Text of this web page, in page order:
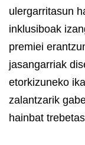
ulergarritasun
inklusiboak
premiei
jasangarriak
etorkizuneko
zalantzarik
hainbat